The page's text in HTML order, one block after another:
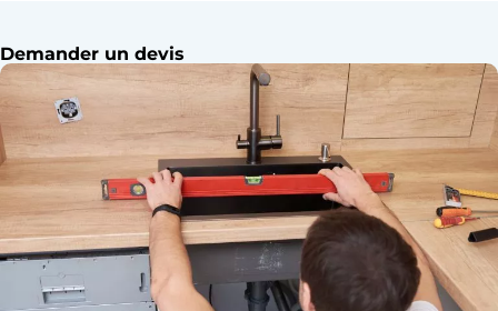
Demander un devis